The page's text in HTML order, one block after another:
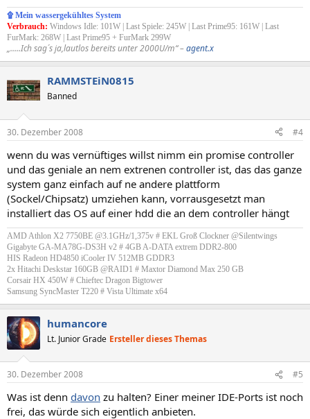
۩ Mein wassergekühltes System
Verbrauch: Windows Idle: 101W | Last Spiele: 245W | Last Prime95: 161W | Last
FurMark: 268W | Last Prime95 + FurMark 299W
„.....Ich sag´s ja,lautlos bereits unter 2000U/m“ –agent.x
RAMMSTEiN0815
Banned
30. Dezember 2008 #4
wenn du was vernüftiges willst nimm ein promise controller
und das geniale an nem extrenen controller ist, das das ganze
system ganz einfach auf ne andere plattform
(Sockel/Chipsatz) umziehen kann, vorrausgesetzt man
installiert das OS auf einer hdd die an dem controller hängt
AMD Athlon X2 7750BE @3.1GHz/1,375v # EKL Groß Clockner @Silentwings
Gigabyte GA-MA78G-DS3H v2 # 4GB A-DATA extrem DDR2-800
HIS Radeon HD4850 iCooler IV 512MB GDDR3
2x Hitachi Deskstar 160GB @RAID1 # Maxtor Diamond Max 250 GB
Corsair HX 450W # Chieftec Dragon Bigtower
Samsung SyncMaster T220 # Vista Ultimate x64​
humancore
Lt. Junior Grade Ersteller dieses Themas
30. Dezember 2008 #5
Was ist denn davon zu halten? Einer meiner IDE-Ports ist noch
frei, das würde sich eigentlich anbieten.